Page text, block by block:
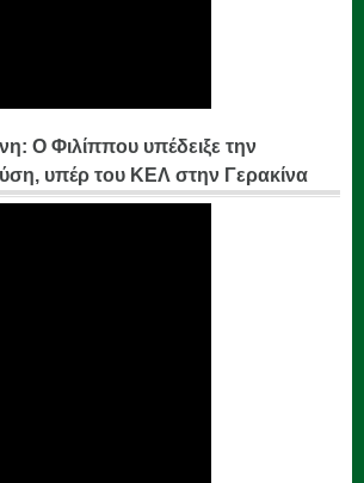
Ο Φιλίππου υπέδειξε την
υπέρ του ΚΕΛ στην Γερακίνα